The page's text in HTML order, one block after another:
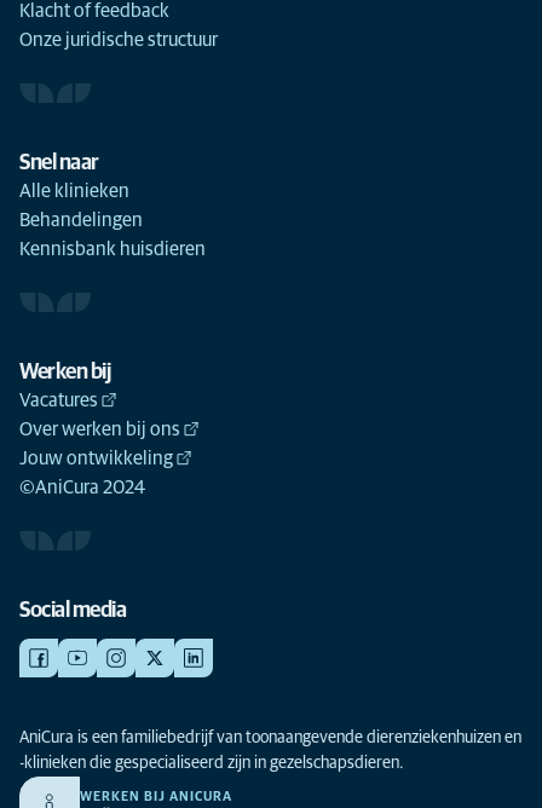
Klacht of feedback
Onze juridische structuur
Snel naar
Alle klinieken
Behandelingen
Kennisbank huisdieren
Werken bij
Vacatures
Over werken bij ons
Jouw ontwikkeling
©AniCura 2024
Social media
AniCura is een familiebedrijf van toonaangevende dierenziekenhuizen en
-klinieken die gespecialiseerd zijn in gezelschapsdieren.
WERKEN BIJ ANICURA